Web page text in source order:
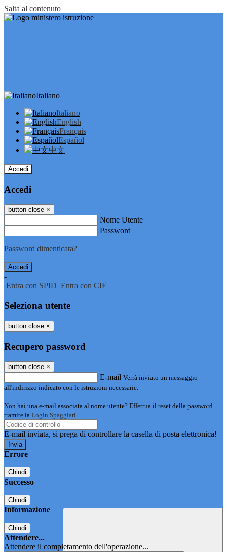
Salta al contenuto
Italiano
Italiano
English
Français
Español
中文
Accedi
Accedi
button close ×
Nome Utente
Password
Password dimenticata?
-
Entra con SPID Entra con CIE
Seleziona utente
button close ×
Recupero password
button close ×
E-mail Verrà inviato un messaggio
all'indirizzo indicato con le istruzioni necessarie.
Non hai una e-mail associata al nome utente? Effettua il reset della password
tramite la Login Spaggiari
E-mail inviata, si prega di controllare la casella di posta elettronica!
Errore
Chiudi
Successo
Chiudi
Informazione
Chiudi
Attendere...
Attendere il completamento dell'operazione...